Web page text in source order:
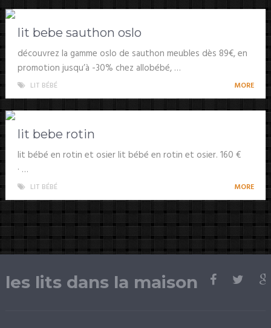
lit bebe sauthon oslo
découvrez la gamme oslo de sauthon meubles dès 89€, en
promotion jusqu’à -30% chez allobébé, …
LIT BÉBÉ MORE
lit bebe rotin
lit bébé en rotin et osier lit bébé en rotin et osier. 160 €
· …
LIT BÉBÉ MORE
les lits dans la maison